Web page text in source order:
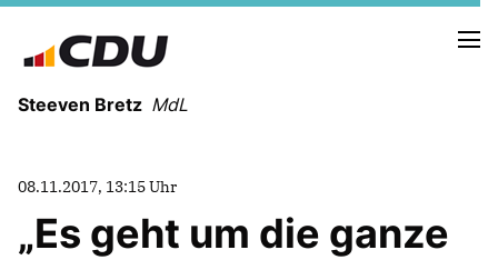
Steeven Bretz MdL
08.11.2017, 13:15 Uhr
Es geht um die ganze